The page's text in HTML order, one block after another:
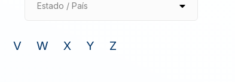
Estado / País
V W X Y Z